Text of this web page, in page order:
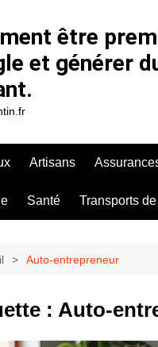
être
et générer
Artisans
Santé Transports
Auto-entrepreneur
: Auto-